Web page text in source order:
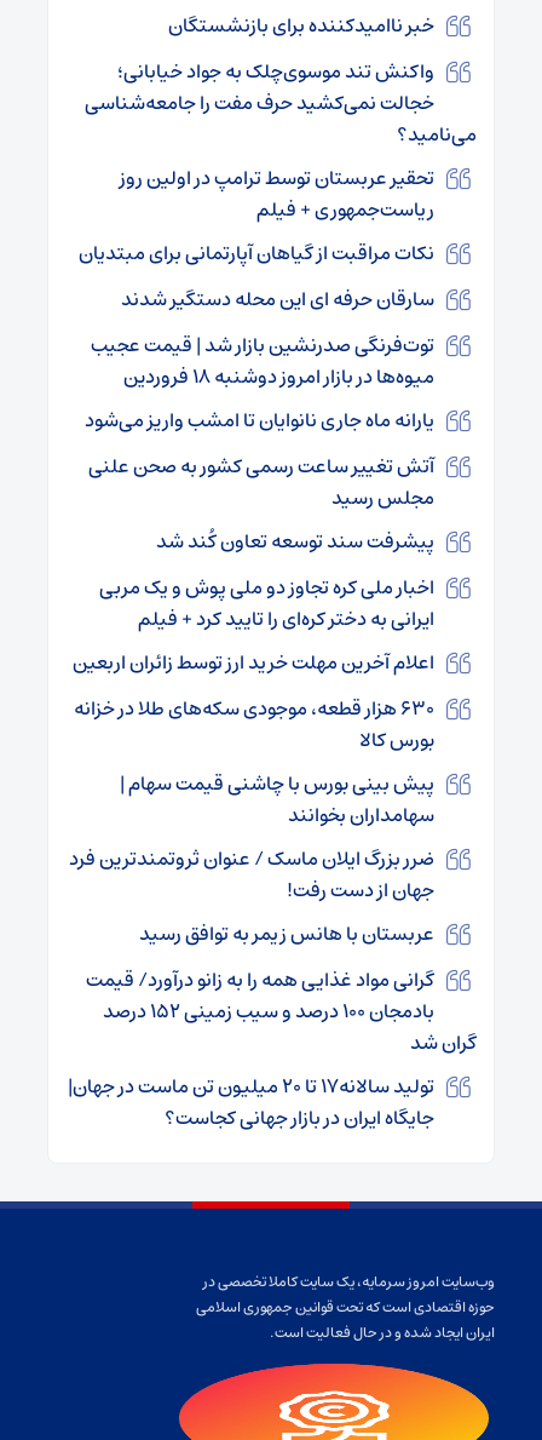
خبر ناامیدکننده برای بازنشستگان
واکنش تند موسوی‌چلک به جواد خیابانی؛
خجالت نمی‌کشید حرف مفت را جامعه‌شناسی
می‌نامید؟
تحقیر عربستان توسط ترامپ در اولین روز
ریاست‌جمهوری + فیلم
نکات مراقبت از گیاهان آپارتمانی برای مبتدیان
سارقان حرفه ای این محله دستگیر شدند
توت‌فرنگی صدرنشین بازار شد | قیمت عجیب
میوه‌ها در بازار امروز دوشنبه ۱۸ فروردین
یارانه ماه جاری نانوایان تا امشب واریز می‌شود
آتش تغییر ساعت رسمی کشور به صحن علنی
مجلس رسید
پیشرفت سند توسعه تعاون کُند شد
اخبار ملی کره تجاوز دو ملی پوش و یک مربی
ایرانی به دختر کره‌ای را تایید کرد + فیلم
اعلام آخرین مهلت خرید ارز توسط زائران اربعین
۶۳۰ هزار قطعه، موجودی سکه‌های طلا در خزانه
بورس کالا
پیش بینی بورس با چاشنی قیمت سهام |
سهامداران بخوانند
ضرر بزرگ ایلان ماسک / عنوان ثروتمندترین فرد
جهان از دست رفت!
عربستان با هانس زیمر به توافق رسید
گرانی مواد غذایی همه را به زانو درآورد/ قیمت
بادمجان ۱۰۰ درصد و سیب زمینی ۱۵۲ درصد
گران شد
تولید سالانه۱۷ تا ۲۰ میلیون تن ماست در جهان|
جایگاه ایران در بازار جهانی کجاست؟
وب‌سایت امروز سرمایه، یک سایت کاملا تخصصی در
حوزه اقتصادی است که تحت قوانین جمهوری اسلامی
ایران ایجاد شده و در حال فعالیت است.